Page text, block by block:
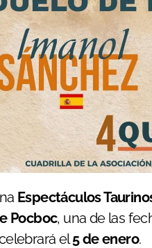
Espectáculos
Pocboc, una de las
el5 de enero.